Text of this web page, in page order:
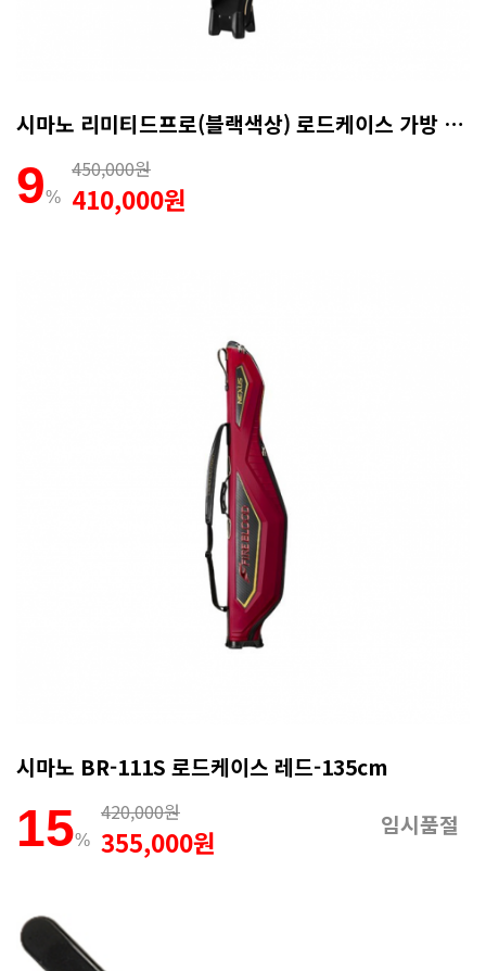
시마노 리미티드프로(블랙색상) 로드케이스 가방 140R RC-101P
9%
450,000원
410,000원
시마노 BR-111S 로드케이스 레드-135cm
15%
임시품절
420,000원
355,000원